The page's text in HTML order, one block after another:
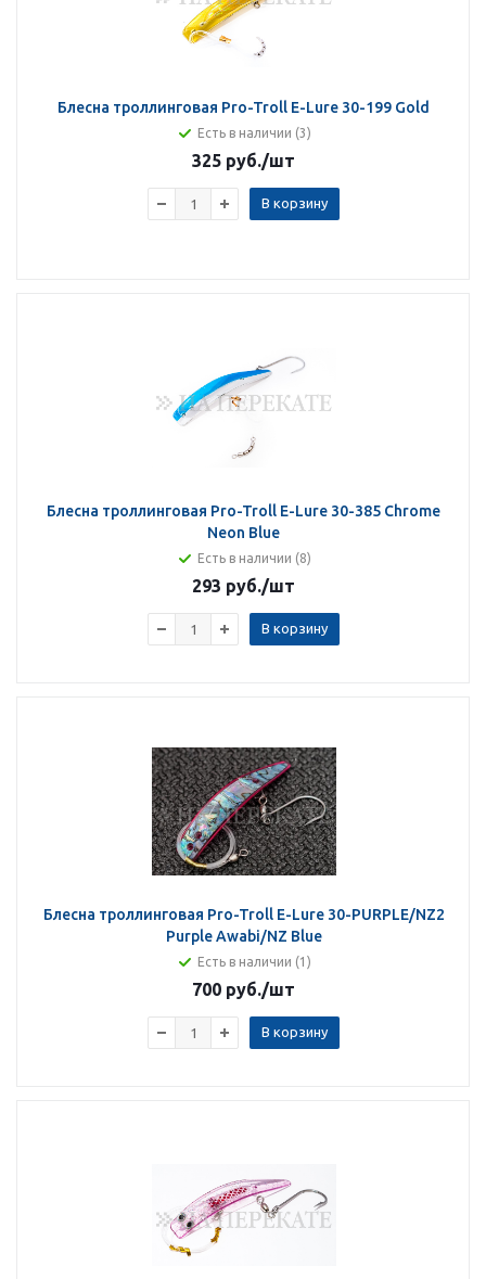
Блесна троллинговая Pro-Troll E-Lure 30-199 Gold
Есть в наличии (3)
325 руб./шт
В корзину
Блесна троллинговая Pro-Troll E-Lure 30-385 Chrome
Neon Blue
Есть в наличии (8)
293 руб./шт
В корзину
Блесна троллинговая Pro-Troll E-Lure 30-PURPLE/NZ2
Purple Awabi/NZ Blue
Есть в наличии (1)
700 руб./шт
В корзину